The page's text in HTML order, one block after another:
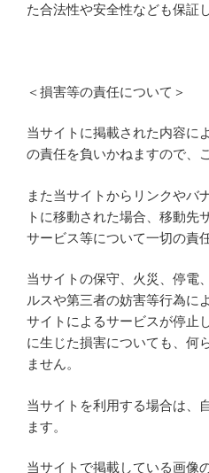
た合法性や安全性なども保証
＜損害等の責任について＞
当サイトに掲載された内容に
の責任を負いかねますので、
また当サイトからリンクやバ
トに移動された場合、移動先
サービス等について一切の責
当サイトの保守、火災、停電
ルスや第三者の妨害等行為に
サイトによるサービスが停止
に生じた損害についても、何
ません。
当サイトを利用する場合は、
ます。
当サイトで掲載している画像